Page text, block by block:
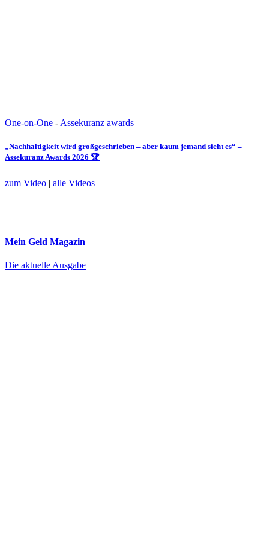
One-on-One - Assekuranz awards
„Nachhaltigkeit wird großgeschrieben – aber kaum jemand sieht es“ –
Assekuranz Awards 2026 🏆
zum Video | alle Videos
Mein Geld Magazin
Die aktuelle Ausgabe